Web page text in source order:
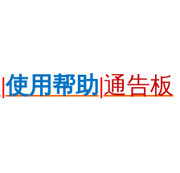
|使用帮助|通告板